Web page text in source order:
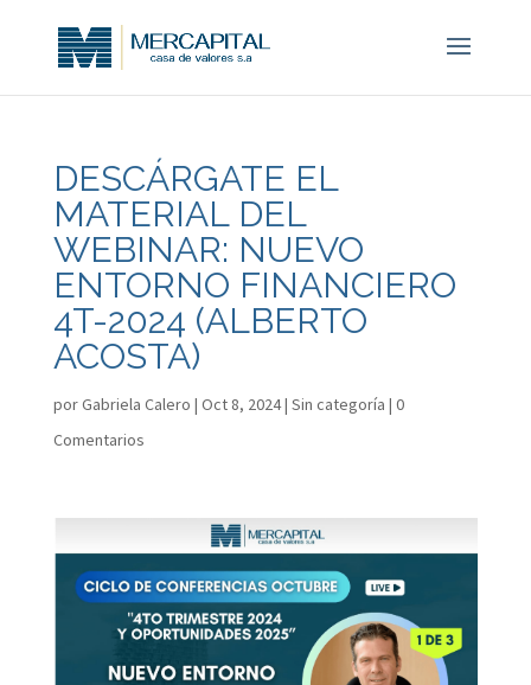
DESCÁRGATE EL
MATERIAL DEL
WEBINAR: NUEVO
ENTORNO FINANCIERO
4T-2024 (ALBERTO
ACOSTA)
porGabriela Calero | Oct 8, 2024| Sin categoría | 0
Comentarios